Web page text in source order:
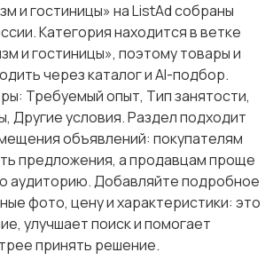
Начало карьеры
наука Офисный персонал
Продажи
и гостиницы» на ListAd собраны
Категория находится в ветке
и гостиницы», поэтому товары и
через каталог и AI-подбор.
Требуемый опыт, Тип занятости,
Другие условия. Раздел подходит
объявлений: покупателям
предложения, а продавцам проще
аудиторию. Добавляйте подробное
фото, цену и характеристики: это
улучшает поиск и помогает
принять решение.